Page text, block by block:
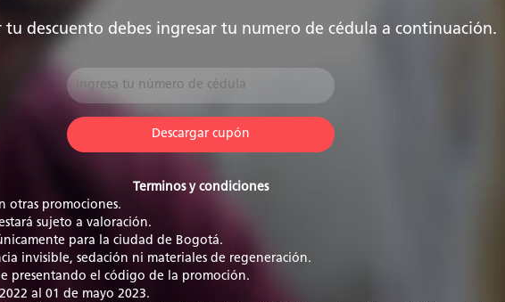
tu descuento debes ingresar tu numero de cédula a continuación.
Terminos y condiciones
otras promociones.
sujeto a valoración.
para la ciudad de Bogotá.
invisible, sedación ni materiales de regeneración.
presentando el código de la promoción.
al 01 de mayo 2023.